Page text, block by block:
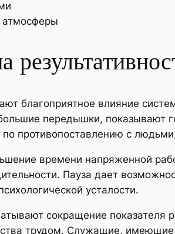
атмосферы
благоприятное влияние
передышки, показывают
противопоставлению с
времени напряженной
Пауза дает
усталости.
сокращение показателя
трудом. Служащие,